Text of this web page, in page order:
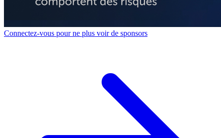
Connectez-vous pour ne plus voir de sponsors